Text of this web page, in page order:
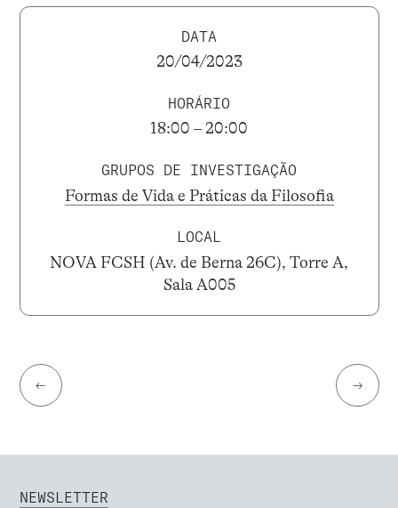
DATA
20/04/2023
HORÁRIO
18:00 – 20:00
GRUPOS DE INVESTIGAÇÃO
Formas de Vida e Práticas da Filosofia
LOCAL
NOVA FCSH (Av. de Berna 26C), Torre A,
Sala A005
← →
NEWSLETTER